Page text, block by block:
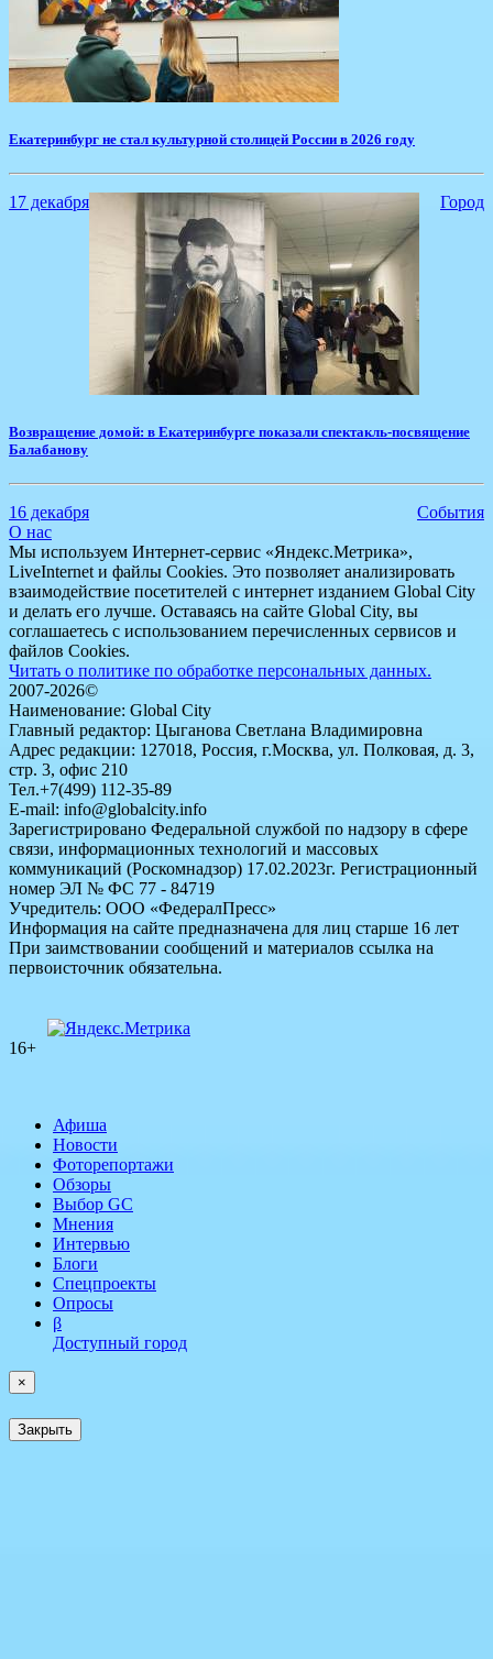
Екатеринбург не стал культурной столицей России в 2026 году
17 декабря Город
​Возвращение домой: в Екатеринбурге показали спектакль-посвящение
Балабанову
16 декабря
События
О нас
Мы используем Интернет-сервис «Яндекс.Метрика»,
LiveInternet и файлы Cookies. Это позволяет анализировать
взаимодействие посетителей с интернет изданием Global City
и делать его лучше. Оставаясь на сайте Global City, вы
соглашаетесь с использованием перечисленных сервисов и
файлов Cookies.
Читать о политике по обработке персональных данных.
2007-2026©
Наименование: Global City
Главный редактор: Цыганова Светлана Владимировна
Адрес редакции: 127018, Россия, г.Москва, ул. Полковая, д. 3,
стр. 3, офис 210
Тел.+7(499) 112-35-89
E-mail: info@globalcity.info
Зарегистрировано Федеральной службой по надзору в сфере
связи, информационных технологий и массовых
коммуникаций (Роскомнадзор) 17.02.2023г. Регистрационный
номер ЭЛ № ФС 77 - 84719
Учредитель: ООО «ФедералПресс»
Информация на сайте предназначена для лиц старше 16 лет
При заимствовании сообщений и материалов ссылка на
первоисточник обязательна.
16+
Афиша
Новости
Фоторепортажи
Обзоры
Выбор GC
Мнения
Интервью
Блоги
Спецпроекты
Опросы
β
Доступный город
×
Закрыть